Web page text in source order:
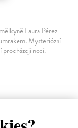
Laura Pérez
Mysteriózní
procházejí nocí.